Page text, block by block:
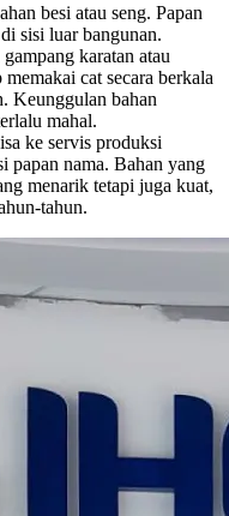
besi atau seng. Papan
sisi luar bangunan.
karatan atau
cat secara berkala
Keunggulan bahan
mahal.
ke servis produksi
papan nama. Bahan yang
menarik tetapi juga kuat,
tahun.